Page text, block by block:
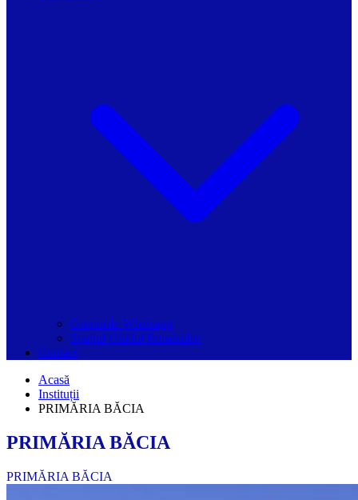
Grupurile Whatsapp
Spațiul Ghidul Primăriilor
Contact
Acasă
Instituții
PRIMĂRIA BĂCIA
PRIMĂRIA BĂCIA
PRIMĂRIA BĂCIA